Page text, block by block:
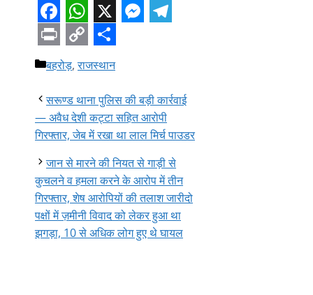
Facebook
WhatsApp
X
PrintCopy
Link
Share
Categories
बहरोड़,राजस्थान
सरूण्ड थाना पुलिस की बड़ी कार्रवाई
— अवैध देशी कट्टा सहित आरोपी
गिरफ्तार, जेब में रखा था लाल मिर्च पाउडर
जान से मारने की नियत से गाड़ी से
कुचलने व हमला करने के आरोप में तीन
गिरफ्तार, शेष आरोपियों की तलाश जारीदो
पक्षों में ज़मीनी विवाद को लेकर हुआ था
झगड़ा, 10 से अधिक लोग हुए थे घायल